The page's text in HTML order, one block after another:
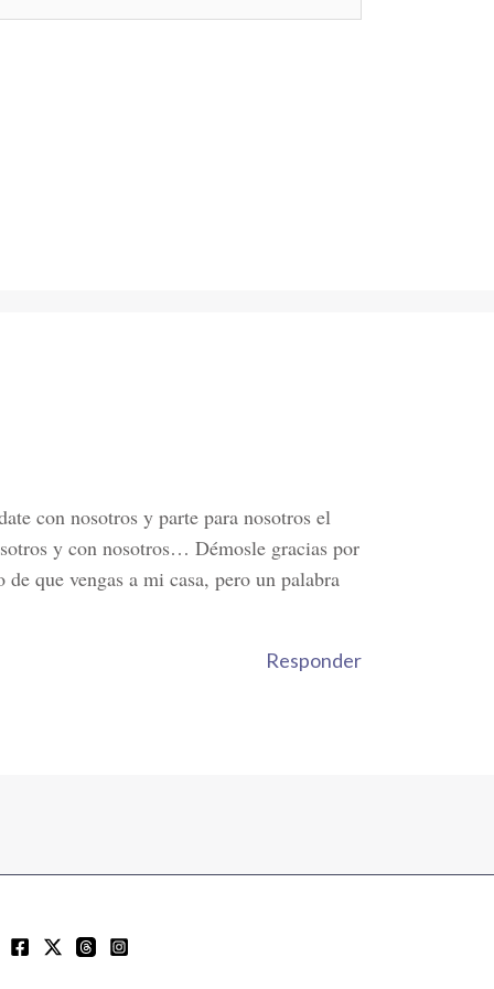
con nosotros y parte para nosotros el
y con nosotros… Démosle gracias por
que vengas a mi casa, pero un palabra
Responder